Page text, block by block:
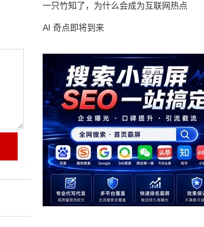
一只竹知了，为什么会成为互联网热点
AI 奇点即将到来